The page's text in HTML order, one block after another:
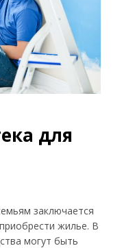
для
заключается
жилье. В
могут быть